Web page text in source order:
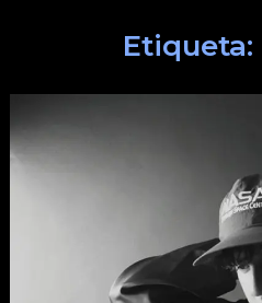
Etiqueta: